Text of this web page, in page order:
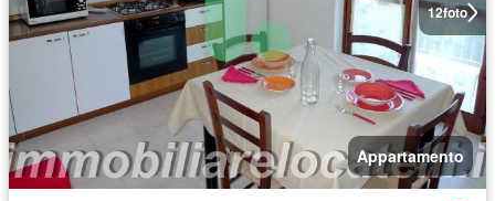
12foto
Appartamento